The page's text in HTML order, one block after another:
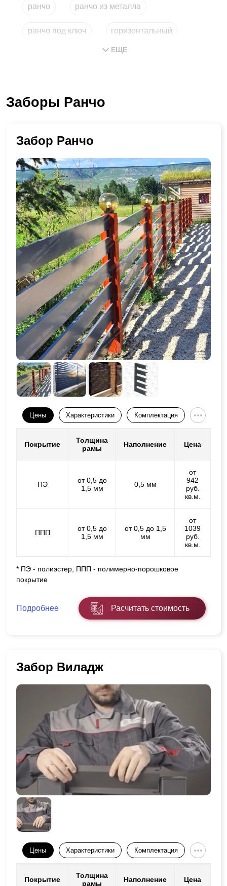
ранчо ранчо из металла
ранчо под ключ горизонтальный
типа
ЕЩЕ
Заборы Ранчо
Забор Ранчо
Цены Характеристики Комплектация
Покрытие
Толщина
рамы
Наполнение Цена
ПЭ
от 0,5 до
1,5 мм
0,5 мм
от
942
руб.
кв.м.
ППП
от 0,5 до
1,5 мм
от 0,5 до 1,5
мм
от
1039
руб.
кв.м.
* ПЭ - полиэстер, ППП - полимерно-порошковое
покрытие
Подробнее Расчитать стоимость
Забор Виладж
Цены Характеристики Комплектация
Покрытие
Толщина
рамы
Наполнение Цена